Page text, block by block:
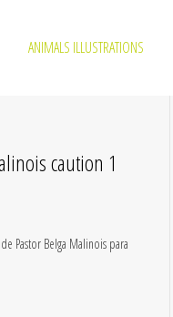
ANIMALS ILLUSTRATIONS
caution 1
Pastor Belga Malinois para